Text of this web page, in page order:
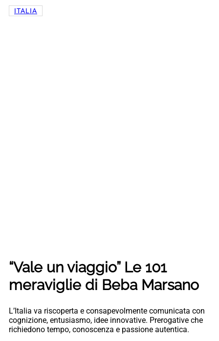
ITALIA
“Vale un viaggio” Le 101
meraviglie di Beba Marsano
L’Italia va riscoperta e consapevolmente comunicata con
cognizione, entusiasmo, idee innovative. Prerogative che
richiedono tempo, conoscenza e passione autentica.